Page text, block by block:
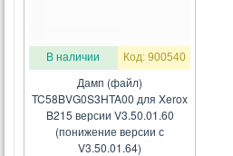
В наличии Код: 900540
Дамп (файл)
TC58BVG0S3HTA00 для Xerox
B215 версии V3.50.01.60
(понижение версии с
V3.50.01.64)